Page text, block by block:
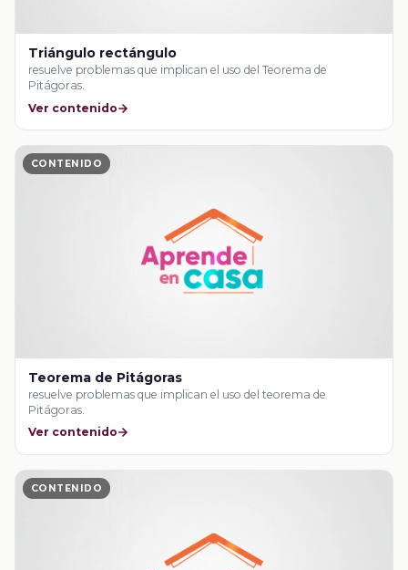
Triángulo rectángulo
resuelve problemas que implican el uso del Teorema de
Pitágoras.
Ver contenido
CONTENIDO
Teorema de Pitágoras
resuelve problemas que implican el uso del teorema de
Pitágoras.
Ver contenido
CONTENIDO